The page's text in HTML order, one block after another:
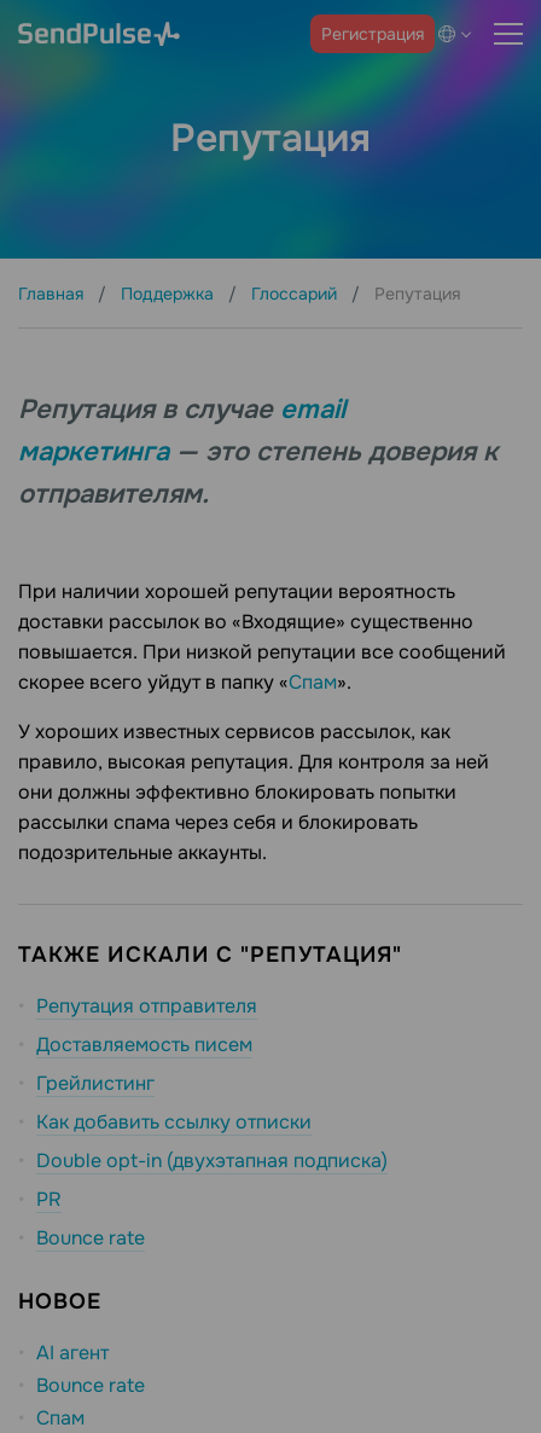
Регистрация
Репутация
Главная Поддержка Глоссарий Репутация
Репутация в случае email
маркетинга— это степень доверия к
отправителям.
При наличии хорошей репутации вероятность
доставки рассылок во «Входящие» существенно
повышается. При низкой репутации все сообщений
скорее всего уйдут в папку «Спам».
У хороших известных сервисов рассылок, как
правило, высокая репутация. Для контроля за ней
они должны эффективно блокировать попытки
рассылки спама через себя и блокировать
подозрительные аккаунты.
ТАКЖЕ ИСКАЛИ С "РЕПУТАЦИЯ"
Репутация отправителя
Доставляемость писем
Грейлистинг
Как добавить ссылку отписки
Double opt-in (двухэтапная подписка)
PR
Bounce rate
НОВОЕ
AI агент
Bounce rate
Спам